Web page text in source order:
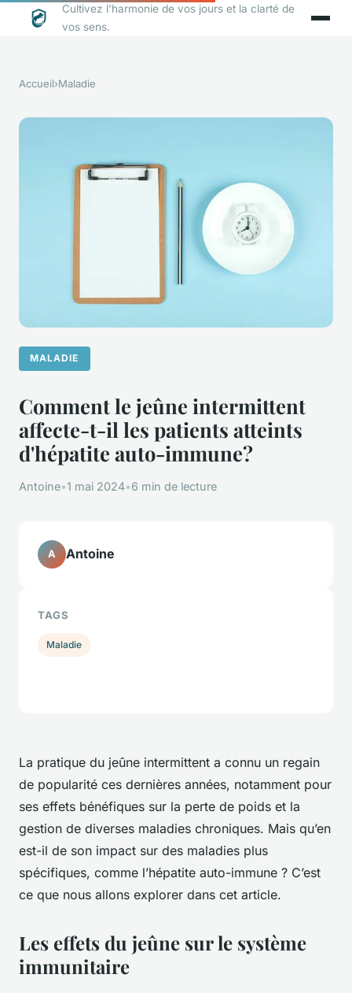
Cultivez l'harmonie de vos jours et la clarté de
vos sens.
Accueil›Maladie
MALADIE
Comment le jeûne intermittent
affecte-t-il les patients atteints
d'hépatite auto-immune?
Antoine•1 mai 2024•6 min de lecture
La pratique du jeûne intermittent a connu un regain
de popularité ces dernières années, notamment pour
ses effets bénéfiques sur la perte de poids et la
gestion de diverses maladies chroniques. Mais qu’en
est-il de son impact sur des maladies plus
spécifiques, comme l’hépatite auto-immune ? C’est
ce que nous allons explorer dans cet article.
Les effets du jeûne sur le système
immunitaire
A Antoine
TAGS
Maladie